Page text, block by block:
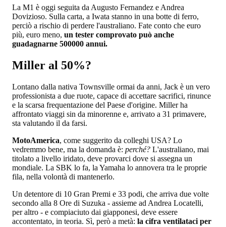
La M1 è oggi seguita da Augusto Fernandez e Andrea
Dovizioso. Sulla carta, a Iwata stanno in una botte di ferro,
perciò a rischio di perdere l'australiano. Fate conto che euro
più, euro meno, un tester comprovato può anche
guadagnarne 500000 annui.
Miller al 50%?
Lontano dalla nativa Townsville ormai da anni, Jack è un vero
professionista a due ruote, capace di accettare sacrifici, rinunce
e la scarsa frequentazione del Paese d'origine. Miller ha
affrontato viaggi sin da minorenne e, arrivato a 31 primavere,
sta valutando il da farsi.
MotoAmerica, come suggerito da colleghi USA? Lo
vedremmo bene, ma la domanda è: perché? L'australiano, mai
titolato a livello iridato, deve provarci dove si assegna un
mondiale. La SBK lo fa, la Yamaha lo annovera tra le proprie
fila, nella volontà di mantenerlo.
Un detentore di 10 Gran Premi e 33 podi, che arriva due volte
secondo alla 8 Ore di Suzuka - assieme ad Andrea Locatelli,
per altro - e compiaciuto dai giapponesi, deve essere
accontentato, in teoria. Sì, però a metà: la cifra ventilataci per